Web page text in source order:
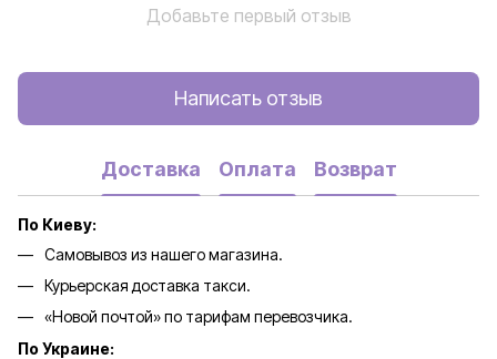
Добавьте первый отзыв
Написать отзыв
Доставка Оплата Возврат
По Киеву:
Самовывоз из нашего магазина.
Курьерская доставка такси.
«Новой почтой» по тарифам перевозчика.
По Украине: